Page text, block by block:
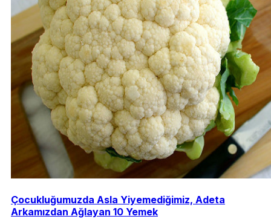
Çocukluğumuzda Asla Yiyemediğimiz, Adeta
Arkamızdan Ağlayan 10 Yemek